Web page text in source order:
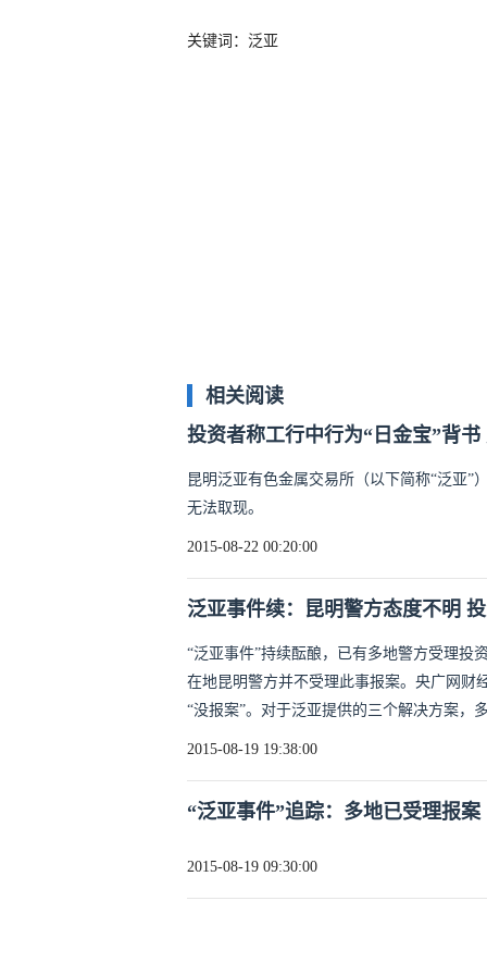
关键词：泛亚
相关阅读
投资者称工行中行为“日金宝”背
昆明泛亚有色金属交易所（以下简称“泛亚”
无法取现。
2015-08-22 00:20:00
泛亚事件续：昆明警方态度不明
“泛亚事件”持续酝酿，已有多地警方受理投
在地昆明警方并不受理此事报案。央广网财
“没报案”。对于泛亚提供的三个解决方案，
2015-08-19 19:38:00
“泛亚事件”追踪：多地已受理报
2015-08-19 09:30:00